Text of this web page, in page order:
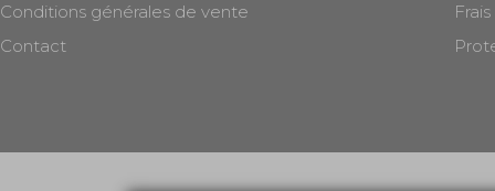
Conditions générales de vente
Contact